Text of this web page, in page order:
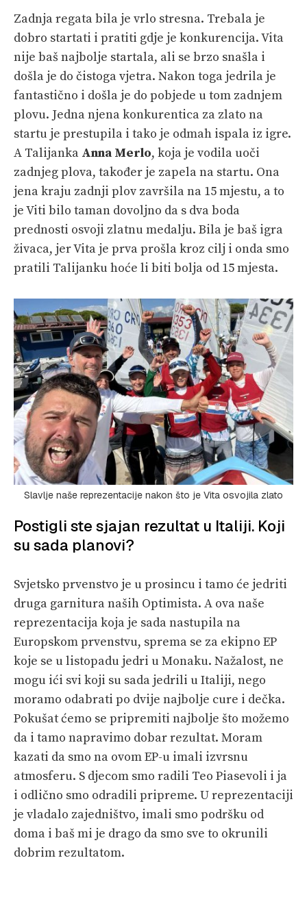
Zadnja regata bila je vrlo stresna. Trebala je
dobro startati i pratiti gdje je konkurencija. Vita
nije baš najbolje startala, ali se brzo snašla i
došla je do čistoga vjetra. Nakon toga jedrila je
fantastično i došla je do pobjede u tom zadnjem
plovu. Jedna njena konkurentica za zlato na
startu je prestupila i tako je odmah ispala iz igre.
A Talijanka Anna Merlo, koja je vodila uoči
zadnjeg plova, također je zapela na startu. Ona
jena kraju zadnji plov završila na 15 mjestu, a to
je Viti bilo taman dovoljno da s dva boda
prednosti osvoji zlatnu medalju. Bila je baš igra
živaca, jer Vita je prva prošla kroz cilj i onda smo
pratili Talijanku hoće li biti bolja od 15 mjesta.
Slavlje naše reprezentacije nakon što je Vita osvojila zlato
Postigli ste sjajan rezultat u Italiji. Koji
su sada planovi?
Svjetsko prvenstvo je u prosincu i tamo će jedriti
druga garnitura naših Optimista. A ova naše
reprezentacija koja je sada nastupila na
Europskom prvenstvu, sprema se za ekipno EP
koje se u listopadu jedri u Monaku. Nažalost, ne
mogu ići svi koji su sada jedrili u Italiji, nego
moramo odabrati po dvije najbolje cure i dečka.
Pokušat ćemo se pripremiti najbolje što možemo
da i tamo napravimo dobar rezultat. Moram
kazati da smo na ovom EP-u imali izvrsnu
atmosferu. S djecom smo radili Teo Piasevoli i ja
i odlično smo odradili pripreme. U reprezentaciji
je vladalo zajedništvo, imali smo podršku od
doma i baš mi je drago da smo sve to okrunili
dobrim rezultatom.